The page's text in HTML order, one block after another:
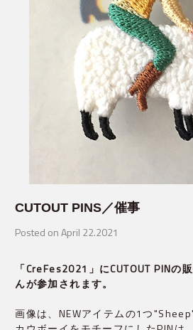
CUTOUT PINS／催事
Posted on April 22.2021
「CreFes2021」にCUTOUT PINの
んが参加されます。
画像は、NEWアイテムの1つ"Sheep"